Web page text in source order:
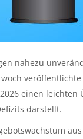
nahezu
einen
darstellt.